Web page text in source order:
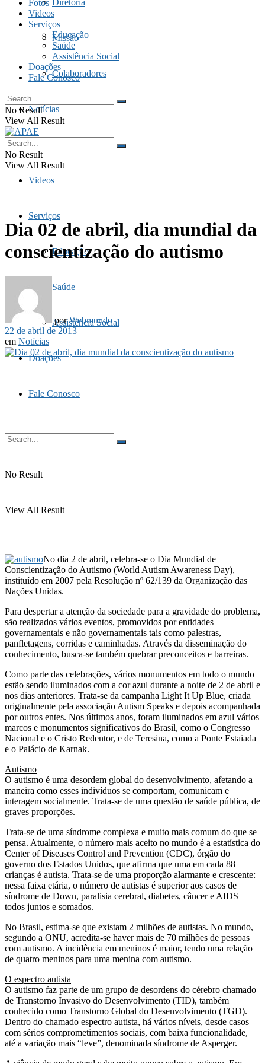
Diretoria
Missão
Colaboradores
Notícias
Fotos
Videos
Serviços
Educação
Saúde
Assistência Social
Doações
Fale Conosco
No Result
View All Result
Fotos
Videos
Serviços
Educação
Saúde
Assistência Social
Doações
Fale Conosco
No Result
View All Result
No Result
View All Result
Dia 02 de abril, dia mundial da
conscientização do autismo
por Webmundo
22 de abril de 2013
em Notícias
No dia 2 de abril, celebra-se o Dia Mundial de
Conscientização do Autismo (World Autism Awareness Day),
instituído em 2007 pela Resolução nº 62/139 da Organização das
Nações Unidas.
Para despertar a atenção da sociedade para a gravidade do problema,
são realizados vários eventos, promovidos por entidades
governamentais e não governamentais tais como palestras,
panfletagens, corridas e caminhadas. Através da disseminação do
conhecimento, busca-se também quebrar preconceitos e barreiras.
Como parte das celebrações, vários monumentos em todo o mundo
estão sendo iluminados com a cor azul durante a noite de 2 de abril e
nos dias anteriores. Trata-se da campanha Light It Up Blue, criada
originalmente pela associação Autism Speaks e depois acompanhada
por outros entes. Nos últimos anos, foram iluminados em azul vários
marcos e monumentos significativos do Brasil, como o Congresso
Nacional e o Cristo Redentor, e de Teresina, como a Ponte Estaiada
e o Palácio de Karnak.
Autismo
O autismo é uma desordem global do desenvolvimento, afetando a
maneira como esses indivíduos se comportam, comunicam e
interagem socialmente. Trata-se de uma questão de saúde pública, de
graves proporções.
Trata-se de uma síndrome complexa e muito mais comum do que se
pensa. Atualmente, o número mais aceito no mundo é a estatística do
Center of Diseases Control and Prevention (CDC), órgão do
governo dos Estados Unidos, que afirma que uma em cada 88
crianças é autista. Trata-se de uma proporção alarmante e crescente:
nessa faixa etária, o número de autistas é superior aos casos de
síndrome de Down, paralisia cerebral, diabetes, câncer e AIDS –
todos juntos e somados.
No Brasil, estima-se que existam 2 milhões de autistas. No mundo,
segundo a ONU, acredita-se haver mais de 70 milhões de pessoas
com autismo. A incidência em meninos é maior, tendo uma relação
de quatro meninos para uma menina com autismo.
O espectro autista
O autismo faz parte de um grupo de desordens do cérebro chamado
de Transtorno Invasivo do Desenvolvimento (TID), também
conhecido como Transtorno Global do Desenvolvimento (TGD).
Dentro do chamado espectro autista, há vários níveis, desde casos
com sérios comprometimentos sociais, com baixa funcionalidade,
até a variação mais “leve”, denominada síndrome de Asperger.